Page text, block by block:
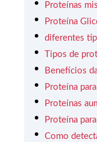
Proteínas
Proteína
diferentes
Tipos de
Benefícios
Proteína
Proteínas
Proteína
Como